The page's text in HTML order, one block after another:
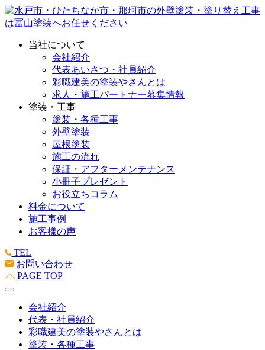
当社について
会社紹介
代表あいさつ・社員紹介
彩職建美の塗装やさんとは
求人・施工パートナー募集情報
塗装・工事
塗装・各種工事
外壁塗装
屋根塗装
施工の流れ
保証・アフターメンテナンス
小冊子プレゼント
お役立ちコラム
料金について
施工事例
お客様の声
TEL
お問い合わせ
PAGE TOP
会社紹介
代表・社員紹介
彩職建美の塗装やさんとは
塗装・各種工事